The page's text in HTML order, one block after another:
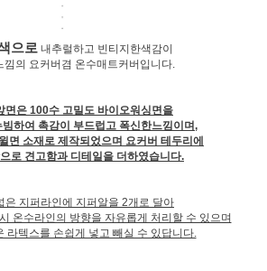
으로 내추럴하고 빈티지한색감이
낌의 요커버겸 온수매트커버입니다.
면은 100수 고밀도 바이오워싱면을
하여 촉감이 부드럽고 폭신한느낌이며,
면 소재로 제작되었으며 요커버 테두리에
로 견고함과 디테일을 더하였습니다.
은 지퍼라인에 지퍼알을 2개로 달아
온수라인의 방향을 자유롭게 처리할 수 있으며
라텍스를 손쉽게 넣고 빼실 수 있답니다.